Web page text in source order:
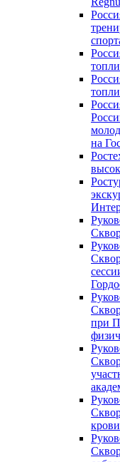
на
при
крови